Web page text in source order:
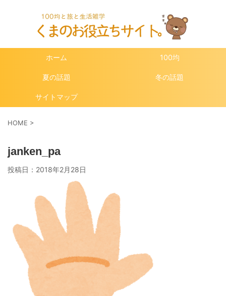
ホーム 100均
夏の話題 冬の話題
サイトマップ
HOME >
janken_pa
投稿日： 2018年2月28日